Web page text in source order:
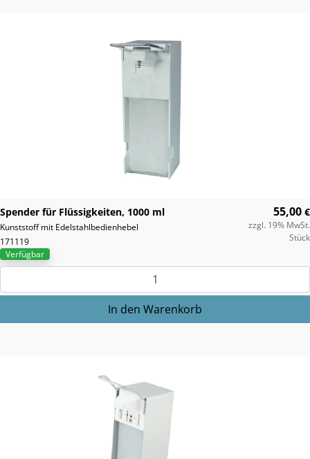
Spender für Flüssigkeiten, 1000 ml
Kunststoff mit Edelstahlbedienhebel
171119
55,00 €
zzgl. 19% MwSt.
Stück
Verfügbar